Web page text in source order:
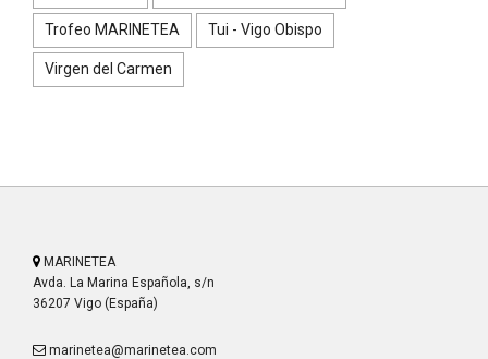
Trofeo MARINETEA Tui - Vigo Obispo
Virgen del Carmen
MARINETEA
Avda. La Marina Española, s/n
36207 Vigo (España)
marinetea@marinetea.com